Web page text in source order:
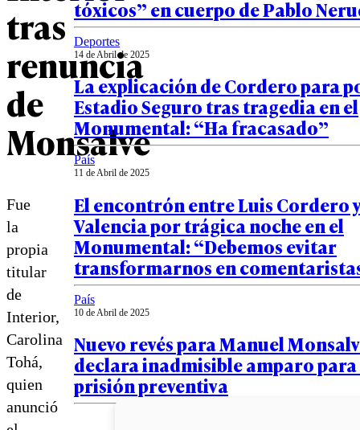
tras
renuncia
de
Monsalve
Fue
la
propia
titular
de
Interior,
Carolina
Tohá,
quien
anunció
tóxicos” en cuerpo de Pablo
Deportes
14 de Abril de 2025
La explicación de Cordero para
Estadio Seguro tras tragedia en el
Monumental: “Ha fracasado”
País
11 de Abril de 2025
El encontrón entre Luis Cordero
Valencia por trágica noche en el
Monumental: “Debemos evitar
transformarnos en
País
10 de Abril de 2025
Nuevo revés para Manuel
declara inadmisible amparo
prisión preventiva